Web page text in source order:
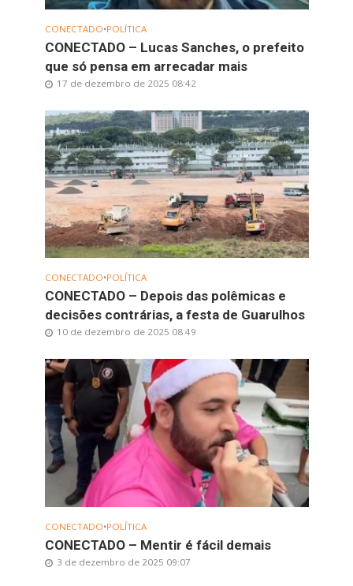
CONECTADO•POLÍTICA
CONECTADO – Lucas Sanches, o prefeito
que só pensa em arrecadar mais
17 de dezembro de 2025 08:42
CONECTADO•POLÍTICA
CONECTADO – Depois das polêmicas e
decisões contrárias, a festa de Guarulhos
10 de dezembro de 2025 08:49
CONECTADO•POLÍTICA
CONECTADO – Mentir é fácil demais
3 de dezembro de 2025 09:07